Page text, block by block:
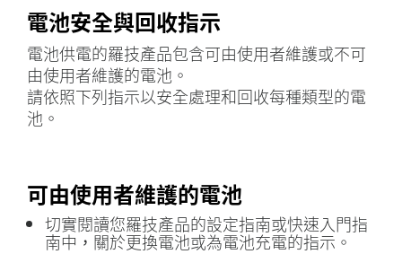
示電池安全與回收指示
電池供電的羅技產品包含可由使用者維護或不可
由使用者維護的電池。
請依照下列指示以安全處理和回收每種類型的電
池。
可由使用者維護的電池
切實閱讀您羅技產品的設定指南或快速入門指
南中，關於更換電池或為電池充電的指示。